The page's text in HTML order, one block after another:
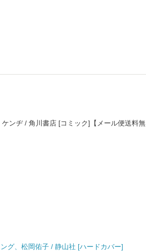
ンヂ / 角川書店 [コミック]【メール便送料無
グ、松岡佑子 / 静山社 [ハードカバー]